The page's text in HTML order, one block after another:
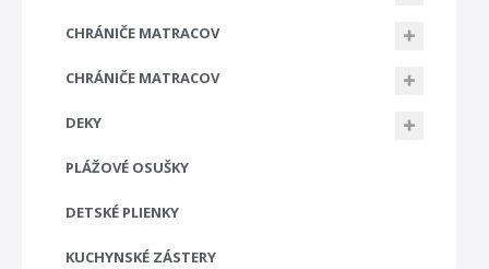
CHRÁNIČE MATRACOV
CHRÁNIČE MATRACOV
DEKY
PLÁŽOVÉ OSUŠKY
DETSKÉ PLIENKY
KUCHYNSKÉ ZÁSTERY